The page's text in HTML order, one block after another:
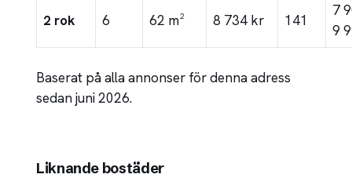
2 rok 6 62 m² 8 734 kr 141
7
9
Baserat på alla annonser för denna adress
sedan juni 2026.
Liknande bostäder